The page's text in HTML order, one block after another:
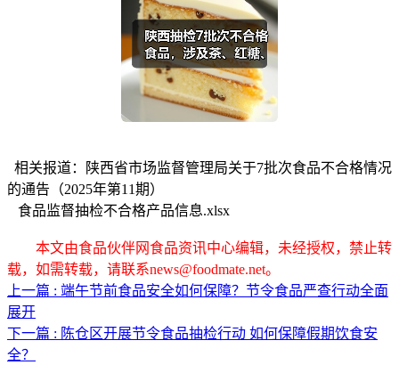
相关报道：陕西省市场监督管理局关于7批次食品不合格情况
的通告（2025年第11期）
食品监督抽检不合格产品信息.xlsx
本文由食品伙伴网食品资讯中心编辑，未经授权，禁止转
载，如需转载，请联系news@foodmate.net。
上一篇 : 端午节前食品安全如何保障？节令食品严查行动全面
展开
下一篇 : 陈仓区开展节令食品抽检行动 如何保障假期饮食安
全？